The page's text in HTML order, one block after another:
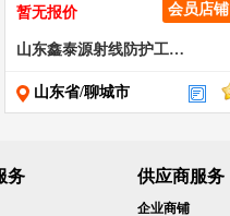
暂无报价 会员店铺
山东鑫泰源射线防护工程有限公司
山东省/聊城市
务 供应商服务
企业商铺